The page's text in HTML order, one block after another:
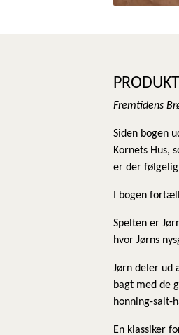
Fremtidens
Siden bogen
Kornets Hus,
er der
I bogen
Spelten er
hvor Jørns
Jørn deler ud
bagt med de
honning-salt-
En klassiker